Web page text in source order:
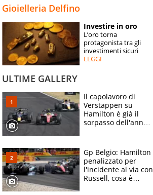
ESPERTI
CONTATTI
Gioielleria Delfino
Investire in oro
L’oro torna
protagonista tra gli
investimenti sicuri
LEGGI
ULTIME GALLERY
Il capolavoro di
Verstappen su
Hamilton è già il
sorpasso dell'anno:
2021
Gp Belgio: Hamilton
penalizzato per
l'incidente al via con
Russell, cosa è